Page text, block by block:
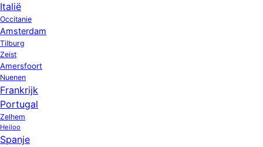
Italië
Occitanie
Amsterdam
Tilburg
Zeist
Amersfoort
Nuenen
Frankrijk
Portugal
Zelhem
Heiloo
Spanje